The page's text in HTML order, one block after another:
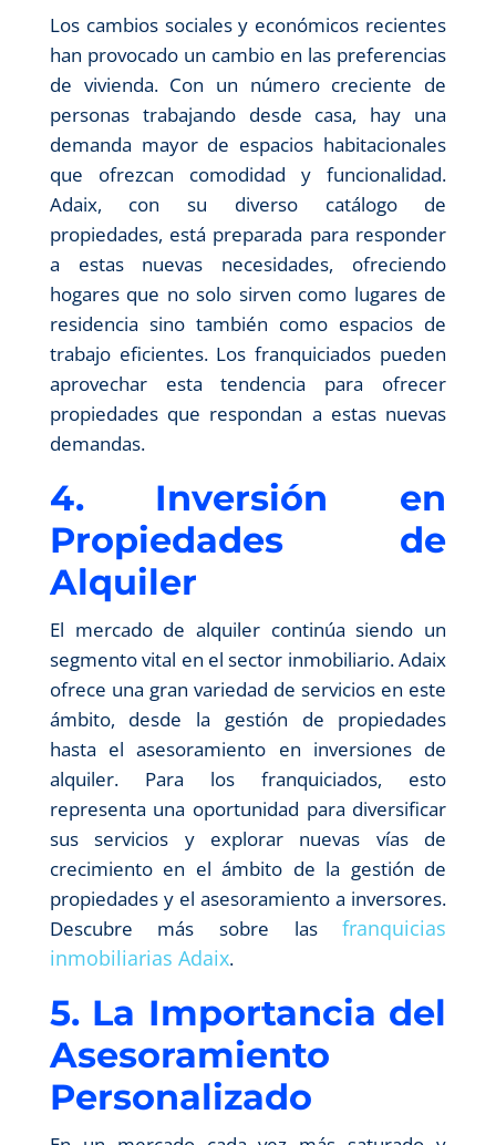
Los cambios sociales y económicos recientes
han provocado un cambio en las preferencias
de vivienda. Con un número creciente de
personas trabajando desde casa, hay una
demanda mayor de espacios habitacionales
que ofrezcan comodidad y funcionalidad.
Adaix, con su diverso catálogo de
propiedades, está preparada para responder
a estas nuevas necesidades, ofreciendo
hogares que no solo sirven como lugares de
residencia sino también como espacios de
trabajo eficientes. Los franquiciados pueden
aprovechar esta tendencia para ofrecer
propiedades que respondan a estas nuevas
demandas.
4. Inversión en
Propiedades de
Alquiler
El mercado de alquiler continúa siendo un
segmento vital en el sector inmobiliario. Adaix
ofrece una gran variedad de servicios en este
ámbito, desde la gestión de propiedades
hasta el asesoramiento en inversiones de
alquiler. Para los franquiciados, esto
representa una oportunidad para diversificar
sus servicios y explorar nuevas vías de
crecimiento en el ámbito de la gestión de
propiedades y el asesoramiento a inversores.
Descubre más sobre lasfranquicias
inmobiliarias Adaix.
5. La Importancia del
Asesoramiento
Personalizado